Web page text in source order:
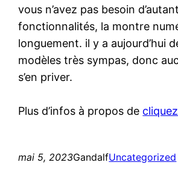
vous n’avez pas besoin
fonctionnalités, la montre
longuement. il y a aujourd’hui
modèles très sympas, donc
s’en priver.
Plus d’infos à propos de
mai 5, 2023GandalfUncategorized